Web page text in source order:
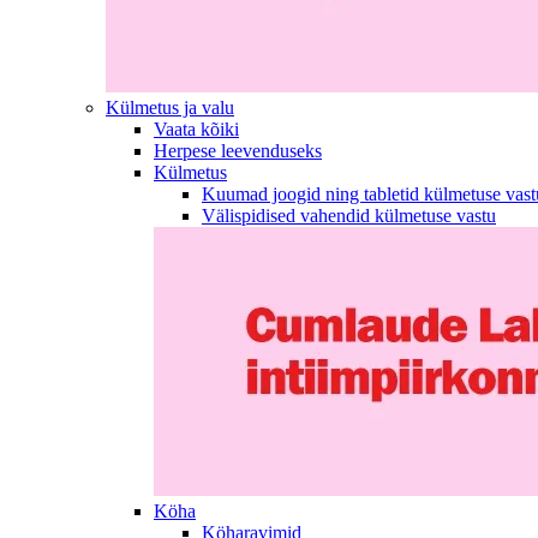
Külmetus ja valu
Vaata kõiki
Herpese leevenduseks
Külmetus
Kuumad joogid ning tabletid külmetuse
Välispidised vahendid külmetuse vastu
Köha
Köharavimid